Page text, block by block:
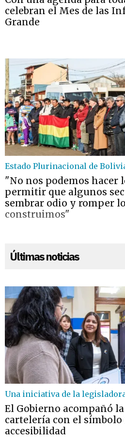
celebran el Mes de las
Grande
Estado Plurinacional de
"No nos podemos hacer
permitir que algunos
sembrar odio y romper
construimos"
Últimas noticias
Una iniciativa de la
El Gobierno acompañó
cartelería con el
accesibilidad